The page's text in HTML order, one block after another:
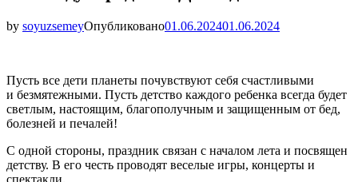
by soyuzsemeyОпубликовано01.06.202401.06.2024
Пусть все дети планеты почувствуют себя счастливыми
и безмятежными. Пусть детство каждого ребенка всегда будет
светлым, настоящим, благополучным и защищенным от бед,
болезней и печалей!
С одной стороны, праздник связан с началом лета и посвящен
детству. В его честь проводят веселые игры, концерты и
спектакли.